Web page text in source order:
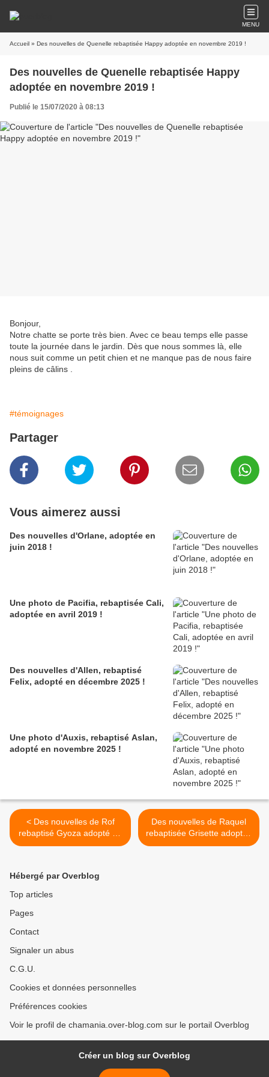
MENU
Accueil » Des nouvelles de Quenelle rebaptisée Happy adoptée en novembre 2019 !
Des nouvelles de Quenelle rebaptisée Happy
adoptée en novembre 2019 !
Publié le 15/07/2020 à 08:13
Bonjour,
Notre chatte se porte très bien. Avec ce beau temps elle passe
toute la journée dans le jardin. Dès que nous sommes là, elle
nous suit comme un petit chien et ne manque pas de nous faire
pleins de câlins .
#témoignages
Partager
Vous aimerez aussi
Des nouvelles d'Orlane, adoptée en
juin 2018 !
Une photo de Pacifia, rebaptisée Cali,
adoptée en avril 2019 !
Des nouvelles d'Allen, rebaptisé
Felix, adopté en décembre 2025 !
Une photo d'Auxis, rebaptisé Aslan,
adopté en novembre 2025 !
< Des nouvelles de Rof
rebaptisé Gyoza adopté en
juin 2020 !
Des nouvelles de Raquel
rebaptisée Grisette adoptée
adulte en juillet 2020 ! >
Hébergé par Overblog
Top articles
Pages
Contact
Signaler un abus
C.G.U.
Cookies et données personnelles
Préférences cookies
Voir le profil de chamania.over-blog.com sur le portail Overblog
Créer un blog sur Overblog